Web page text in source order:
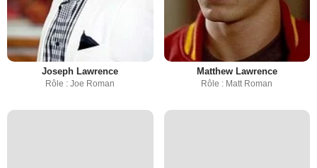
Joseph Lawrence
Rôle : Joe Roman
Matthew Lawrence
Rôle : Matt Roman